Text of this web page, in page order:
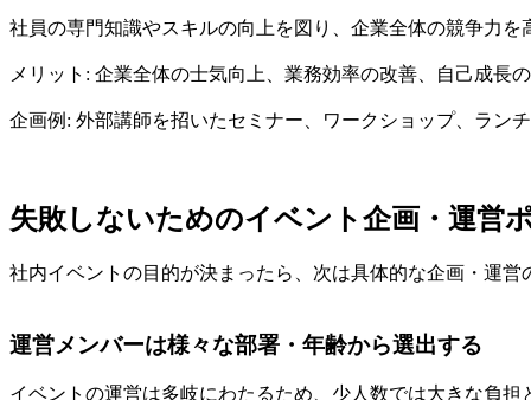
社員の専門知識やスキルの向上を図り、企業全体の競争力を
メリット: 企業全体の士気向上、業務効率の改善、自己成長
企画例: 外部講師を招いたセミナー、ワークショップ、ラン
失敗しないためのイベント企画・運営
社内イベントの目的が決まったら、次は具体的な企画・運
運営メンバーは様々な部署・年齢から選出する
イベントの運営は多岐にわたるため、少人数では大きな負